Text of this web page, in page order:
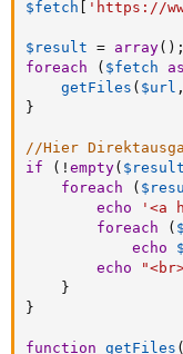
$fetch [ 'https://
$result = array( ) ;
foreach
( $fetch as
getFiles ( $url ,
}
//Hier
if
( ! empty( $result
foreach
(
echo
'<a
foreach
(
echo
echo
}
}
function getFiles (